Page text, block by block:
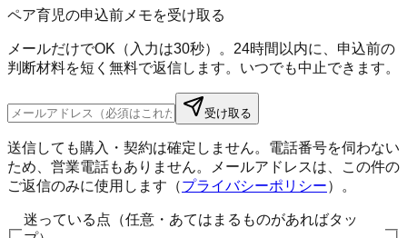
ペア育児の申込前メモを受け取る
メールだけでOK（入力は30秒）。24時間以内に、申込前の
判断材料を短く無料で返信します。いつでも中止できます。
受け取る
送信しても購入・契約は確定しません。電話番号を伺わない
ため、営業電話もありません。メールアドレスは、この件の
ご返信のみに使用します（プライバシーポリシー）。
迷っている点（任意・あてはまるものがあればタッ